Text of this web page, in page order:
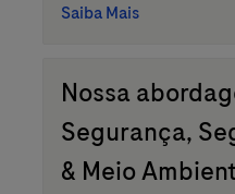
Saiba Mais
Nossa
Segurança,
& Meio